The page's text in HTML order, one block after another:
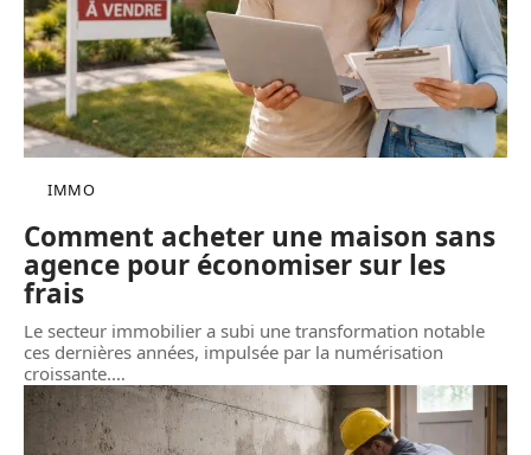
IMMO
Comment acheter une maison sans
agence pour économiser sur les
frais
Le secteur immobilier a subi une transformation notable
ces dernières années, impulsée par la numérisation
croissante.…